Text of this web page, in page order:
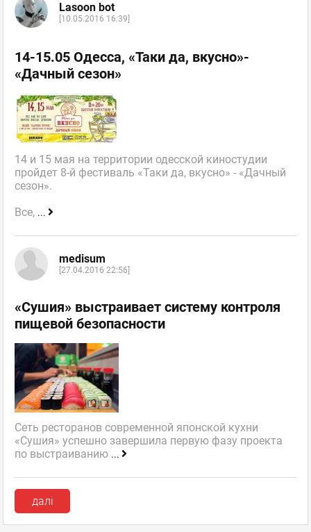
Lasoon bot
[10.05.2016 16:39]
14-15.05 Одесса, «Таки да, вкусно»-
«Дачный сезон»
14 и 15 мая на территории одесской киностудии
пройдет 8-й фестиваль «Таки да, вкусно» - «Дачный
сезон».
Все, ...
medisum
[27.04.2016 22:56]
«Сушия» выстраивает систему контроля
пищевой безопасности
Сеть ресторанов современной японской кухни
«Сушия» успешно завершила первую фазу проекта
по выстраиванию ...
далі